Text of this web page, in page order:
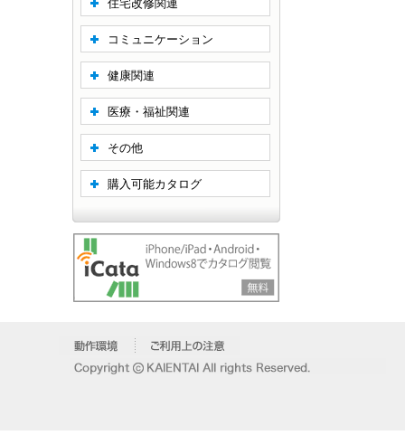
住宅改修関連
コミュニケーション
健康関連
医療・福祉関連
その他
購入可能カタログ